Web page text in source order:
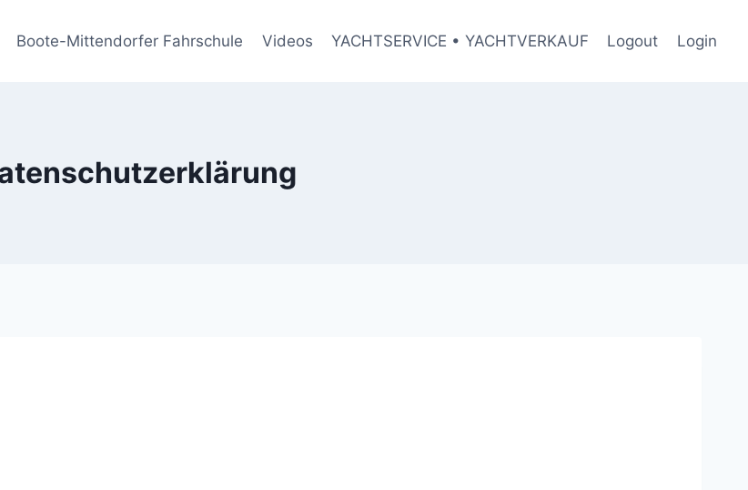
Boote-Mittendorfer Fahrschule Videos YACHTSERVICE • YACHTVERKAUF Logout Login